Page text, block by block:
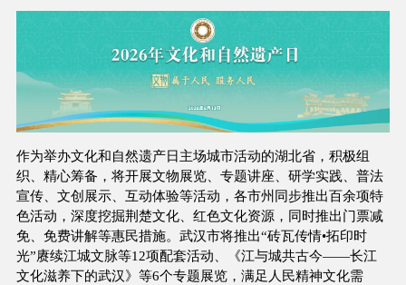
作为举办文化和自然遗产日主场城市活动的湖北省，积极组
织、精心筹备，将开展文物展览、专题讲座、研学实践、普法
宣传、文创展示、互动体验等活动，各市州同步推出百余项特
色活动，深度挖掘荆楚文化、红色文化资源，同时推出门票减
免、免费讲解等惠民措施。武汉市将推出“砖瓦传情•拓印时
光”赓续江城文脉等12项配套活动、《江与城共古今——长江
文化滋养下的武汉》等6个专题展览，满足人民精神文化需